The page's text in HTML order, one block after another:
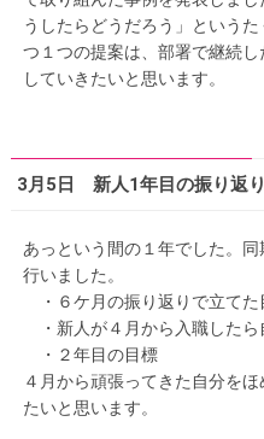
うしたらどうだろう」という
つ１つの提案は、部署で継続
していきたいと思います。
3月5日 新人1年目の振り返り
あっという間の１年でした。
行いました。
・６ケ月の振り返りで立てた
・新人が４月から入職したら
・２年目の目標
４月から頑張ってきた自分を
たいと思います。